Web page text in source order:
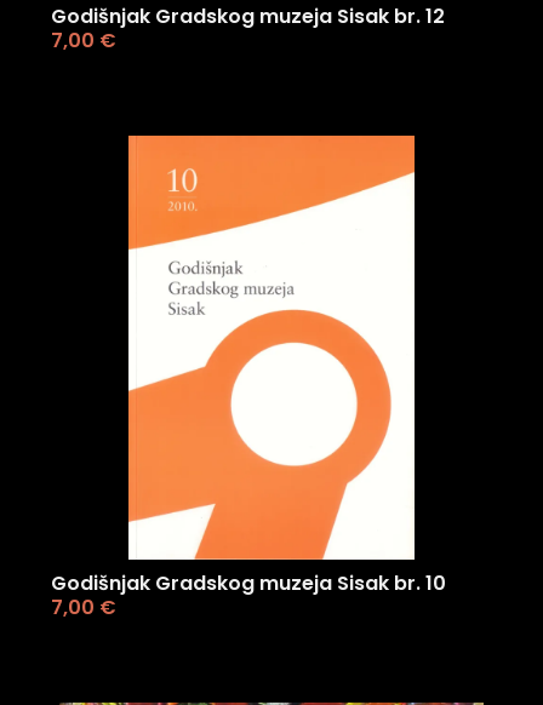
Godišnjak Gradskog muzeja Sisak br. 12
7,00 €
Godišnjak Gradskog muzeja Sisak br. 10
7,00 €